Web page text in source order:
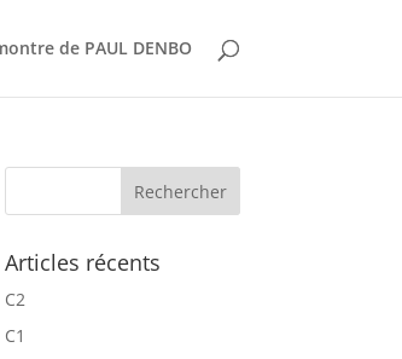
de PAUL DENBO
Articles récents
C2
C1